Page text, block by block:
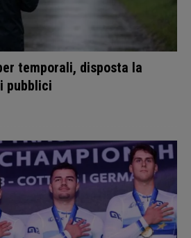
temporali, disposta la
pubblici